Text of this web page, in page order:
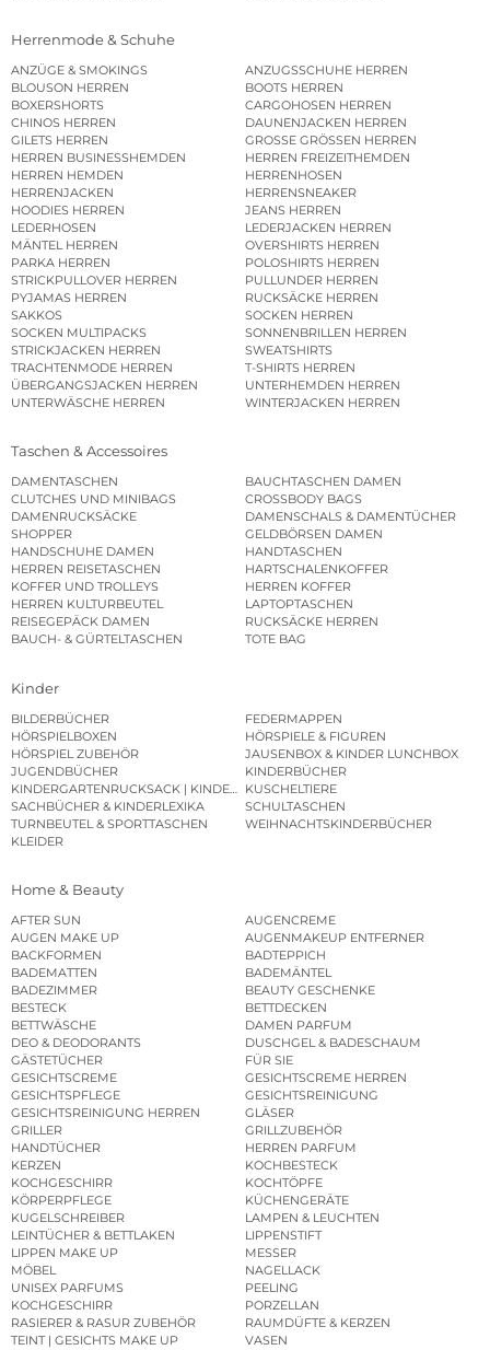
Herrenmode & Schuhe
ANZÜGE & SMOKINGS
ANZUGSSCHUHE HERREN
BLOUSON HERREN
BOOTS HERREN
BOXERSHORTS
CARGOHOSEN HERREN
CHINOS HERREN
DAUNENJACKEN HERREN
GILETS HERREN
GROSSE GRÖSSEN HERREN
HERREN BUSINESSHEMDEN
HERREN FREIZEITHEMDEN
HERREN HEMDEN
HERRENHOSEN
HERRENJACKEN
HERRENSNEAKER
HOODIES HERREN
JEANS HERREN
LEDERHOSEN
LEDERJACKEN HERREN
MÄNTEL HERREN
OVERSHIRTS HERREN
PARKA HERREN
POLOSHIRTS HERREN
STRICKPULLOVER HERREN
PULLUNDER HERREN
PYJAMAS HERREN
RUCKSÄCKE HERREN
SAKKOS
SOCKEN HERREN
SOCKEN MULTIPACKS
SONNENBRILLEN HERREN
STRICKJACKEN HERREN
SWEATSHIRTS
TRACHTENMODE HERREN
T-SHIRTS HERREN
ÜBERGANGSJACKEN HERREN
UNTERHEMDEN HERREN
UNTERWÄSCHE HERREN
WINTERJACKEN HERREN
Taschen & Accessoires
DAMENTASCHEN
BAUCHTASCHEN DAMEN
CLUTCHES UND MINIBAGS
CROSSBODY BAGS
DAMENRUCKSÄCKE
DAMENSCHALS & DAMENTÜCHER
SHOPPER
GELDBÖRSEN DAMEN
HANDSCHUHE DAMEN
HANDTASCHEN
HERREN REISETASCHEN
HARTSCHALENKOFFER
KOFFER UND TROLLEYS
HERREN KOFFER
HERREN KULTURBEUTEL
LAPTOPTASCHEN
REISEGEPÄCK DAMEN
RUCKSÄCKE HERREN
BAUCH- & GÜRTELTASCHEN
TOTE BAG
Kinder
BILDERBÜCHER
FEDERMAPPEN
HÖRSPIELBOXEN
HÖRSPIELE & FIGUREN
HÖRSPIEL ZUBEHÖR
JAUSENBOX & KINDER LUNCHBOX
JUGENDBÜCHER
KINDERBÜCHER
KINDERGARTENRUCKSACK | KINDERGARTENBEUTEL
KUSCHELTIERE
SACHBÜCHER & KINDERLEXIKA
SCHULTASCHEN
TURNBEUTEL & SPORTTASCHEN
WEIHNACHTSKINDERBÜCHER
KLEIDER
Home & Beauty
AFTER SUN
AUGENCREME
AUGEN MAKE UP
AUGENMAKEUP ENTFERNER
BACKFORMEN
BADTEPPICH
BADEMATTEN
BADEMÄNTEL
BADEZIMMER
BEAUTY GESCHENKE
BESTECK
BETTDECKEN
BETTWÄSCHE
DAMEN PARFUM
DEO & DEODORANTS
DUSCHGEL & BADESCHAUM
GÄSTETÜCHER
FÜR SIE
GESICHTSCREME
GESICHTSCREME HERREN
GESICHTSPFLEGE
GESICHTSREINIGUNG
GESICHTSREINIGUNG HERREN
GLÄSER
GRILLER
GRILLZUBEHÖR
HANDTÜCHER
HERREN PARFUM
KERZEN
KOCHBESTECK
KOCHGESCHIRR
KOCHTÖPFE
KÖRPERPFLEGE
KÜCHENGERÄTE
KUGELSCHREIBER
LAMPEN & LEUCHTEN
LEINTÜCHER & BETTLAKEN
LIPPENSTIFT
LIPPEN MAKE UP
MESSER
MÖBEL
NAGELLACK
UNISEX PARFUMS
PEELING
KOCHGESCHIRR
PORZELLAN
RASIERER & RASUR ZUBEHÖR
RAUMDÜFTE & KERZEN
TEINT | GESICHTS MAKE UP
VASEN